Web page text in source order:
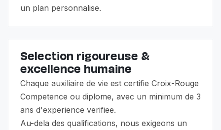
un plan personnalise.
Selection rigoureuse &
excellence humaine
Chaque auxiliaire de vie est certifie Croix-Rouge
Competence ou diplome, avec un minimum de 3
ans d'experience verifiee.
Au-dela des qualifications, nous exigeons un